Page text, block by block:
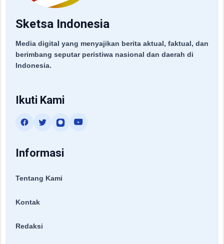
Sketsa Indonesia
Media digital yang menyajikan berita aktual, faktual, dan
berimbang seputar peristiwa nasional dan daerah di
Indonesia.
Ikuti Kami
Informasi
Tentang Kami
Kontak
Redaksi